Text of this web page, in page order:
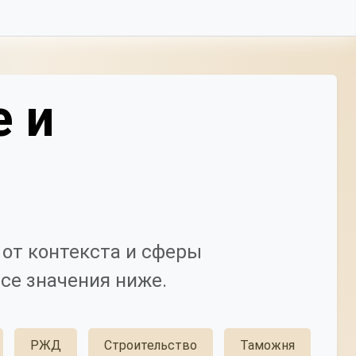
и
контекста и сферы
значения ниже.
РЖД Строительство Таможня